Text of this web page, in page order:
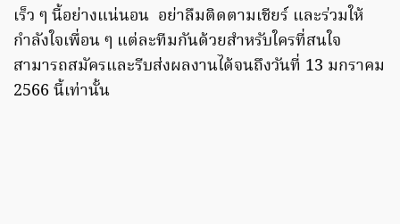
เร็ว ๆ นี้อย่างแน่นอน อย่าลืมติดตามเชียร์ และร่วมให้
กำลังใจเพื่อน ๆ แต่ละทีมกันด้วยสำหรับใครที่สนใจ
สามารถสมัครและรีบส่งผลงานได้จนถึงวันที่ 13 มกราคม
2566 นี้เท่านั้น